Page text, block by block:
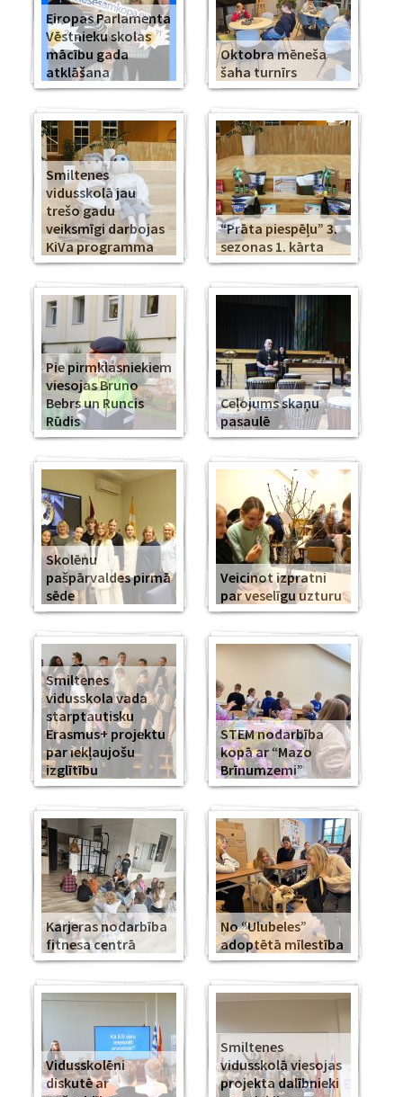
Eiropas Parlamenta
Vēstnieku skolas
mācību gada
atklāšana
Oktobra mēneša
šaha turnīrs
Smiltenes
vidusskolā jau
trešo gadu
veiksmīgi darbojas
KiVa programma
“Prāta piespēļu” 3.
sezonas 1. kārta
Pie pirmklasniekiem
viesojas Bruno
Bebrs un Runcis
Rūdis
Ceļojums skaņu
pasaulē
Skolēnu
pašpārvaldes pirmā
sēde
Veicinot izpratni
par veselīgu uzturu
Smiltenes
vidusskola vada
starptautisku
Erasmus+ projektu
par iekļaujošu
izglītību
STEM nodarbība
kopā ar “Mazo
Brīnumzemi”
Karjeras nodarbība
fitnesa centrā
No “Ulubeles”
adoptētā mīlestība
Vidusskolēni
diskutē ar
Smiltenes
vidusskolā viesojas
projekta dalībnieki